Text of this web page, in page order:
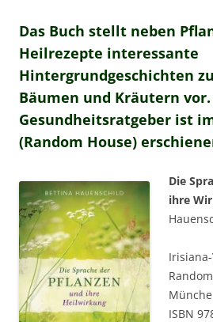
Das Buch stellt neben
Heilrezepte interessante
Hintergrundgeschichten
Bäumen und Kräutern
Gesundheitsratgeber ist
(Random House)
Die
ihre
ISBN